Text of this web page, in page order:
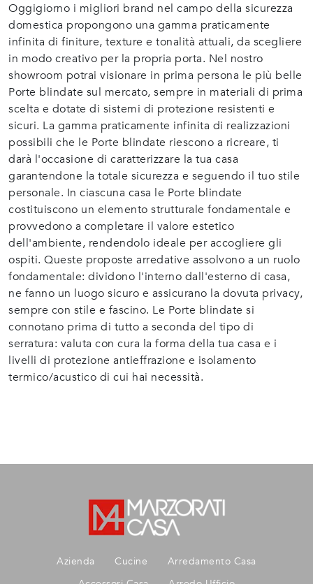
Oggigiorno i migliori brand nel campo della sicurezza
domestica propongono una gamma praticamente
infinita di finiture, texture e tonalità attuali, da scegliere
in modo creativo per la propria porta. Nel nostro
showroom potrai visionare in prima persona le più belle
Porte blindate sul mercato, sempre in materiali di prima
scelta e dotate di sistemi di protezione resistenti e
sicuri. La gamma praticamente infinita di realizzazioni
possibili che le Porte blindate riescono a ricreare, ti
darà l'occasione di caratterizzare la tua casa
garantendone la totale sicurezza e seguendo il tuo stile
personale. In ciascuna casa le Porte blindate
costituiscono un elemento strutturale fondamentale e
provvedono a completare il valore estetico
dell'ambiente, rendendolo ideale per accogliere gli
ospiti. Queste proposte arredative assolvono a un ruolo
fondamentale: dividono l'interno dall'esterno di casa,
ne fanno un luogo sicuro e assicurano la dovuta privacy,
sempre con stile e fascino. Le Porte blindate si
connotano prima di tutto a seconda del tipo di
serratura: valuta con cura la forma della tua casa e i
livelli di protezione antieffrazione e isolamento
termico/acustico di cui hai necessità.
Azienda Cucine
Arredamento Casa